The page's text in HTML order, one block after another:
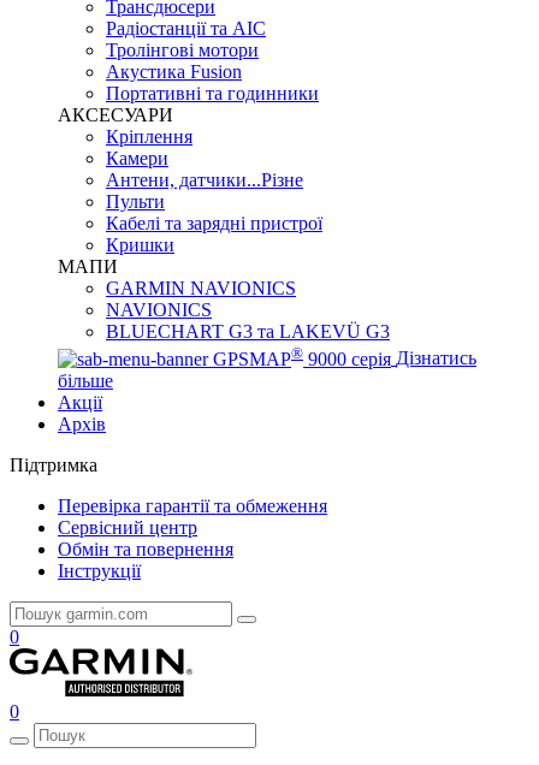
Трансдюсери
Радіостанції та АІС
Тролінгові мотори
Акустика Fusion
Портативні та годинники
АКСЕСУАРИ
Кріплення
Камери
Антени, датчики...Різне
Пульти
Кабелі та зарядні пристрої
Кришки
МАПИ
GARMIN NAVIONICS
NAVIONICS
BLUECHART G3 та LAKEVÜ G3
GPSMAP® 9000 серія Дізнатись
більше
Акції
Архів
Підтримка
Перевірка гарантії та обмеження
Сервісний центр
Обмін та повернення
Інструкції
0
0